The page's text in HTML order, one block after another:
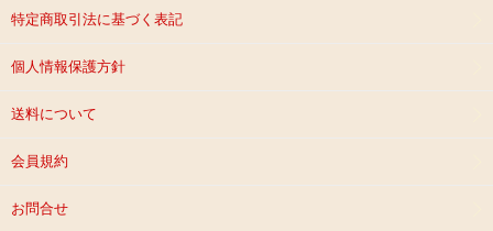
特定商取引法に基づく表記
個人情報保護方針
送料について
会員規約
お問合せ